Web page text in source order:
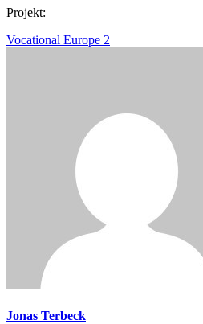
Projekt:
Vocational Europe 2
Jonas Terbeck